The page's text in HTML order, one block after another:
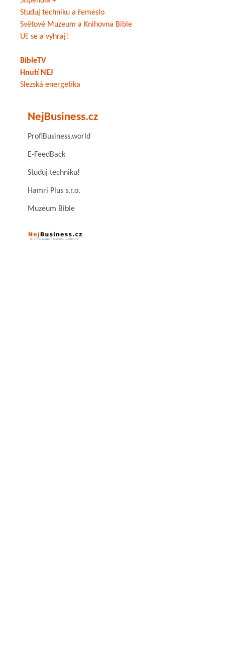
Studuj techniku a řemeslo
Světové Muzeum a Knihovna Bible
Uč se a vyhraj!
BibleTV
Hnutí NEJ
Slezská energetika
NejBusiness.cz
ProfiBusiness.world
E-FeedBack
Studuj techniku!
Hamri Plus s.r.o.
Muzeum Bible